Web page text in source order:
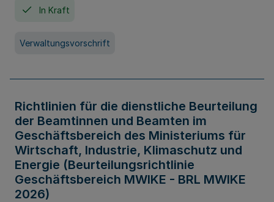
In Kraft
Verwaltungsvorschrift
Richtlinien für die dienstliche Beurteilung
der Beamtinnen und Beamten im
Geschäftsbereich des Ministeriums für
Wirtschaft, Industrie, Klimaschutz und
Energie (Beurteilungsrichtlinie
Geschäftsbereich MWIKE - BRL MWIKE
2026)